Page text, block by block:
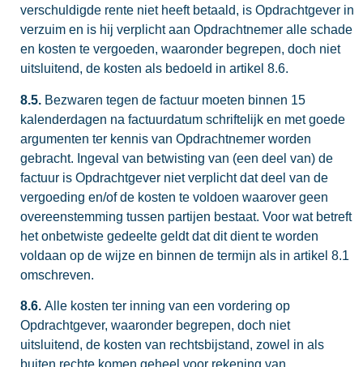
verschuldigde rente niet heeft betaald, is Opdrachtgever in
verzuim en is hij verplicht aan Opdrachtnemer alle schade
en kosten te vergoeden, waaronder begrepen, doch niet
uitsluitend, de kosten als bedoeld in artikel 8.6.
8.5. Bezwaren tegen de factuur moeten binnen 15
kalenderdagen na factuurdatum schriftelijk en met goede
argumenten ter kennis van Opdrachtnemer worden
gebracht. Ingeval van betwisting van (een deel van) de
factuur is Opdrachtgever niet verplicht dat deel van de
vergoeding en/of de kosten te voldoen waarover geen
overeenstemming tussen partijen bestaat. Voor wat betreft
het onbetwiste gedeelte geldt dat dit dient te worden
voldaan op de wijze en binnen de termijn als in artikel 8.1
omschreven.
8.6. Alle kosten ter inning van een vordering op
Opdrachtgever, waaronder begrepen, doch niet
uitsluitend, de kosten van rechtsbijstand, zowel in als
buiten rechte komen geheel voor rekening van